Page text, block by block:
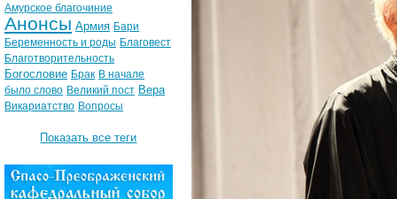
Амурское благочиние
Анонсы Армия Бари
Беременность и роды Благовест
Благотворительность
Богословие Брак В начале
было слово Великий пост Вера
Викариатство Вопросы
Показать все теги